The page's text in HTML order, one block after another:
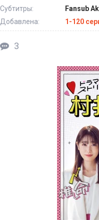
Субтитры:
Fansub
Добавлена:
1-120
3